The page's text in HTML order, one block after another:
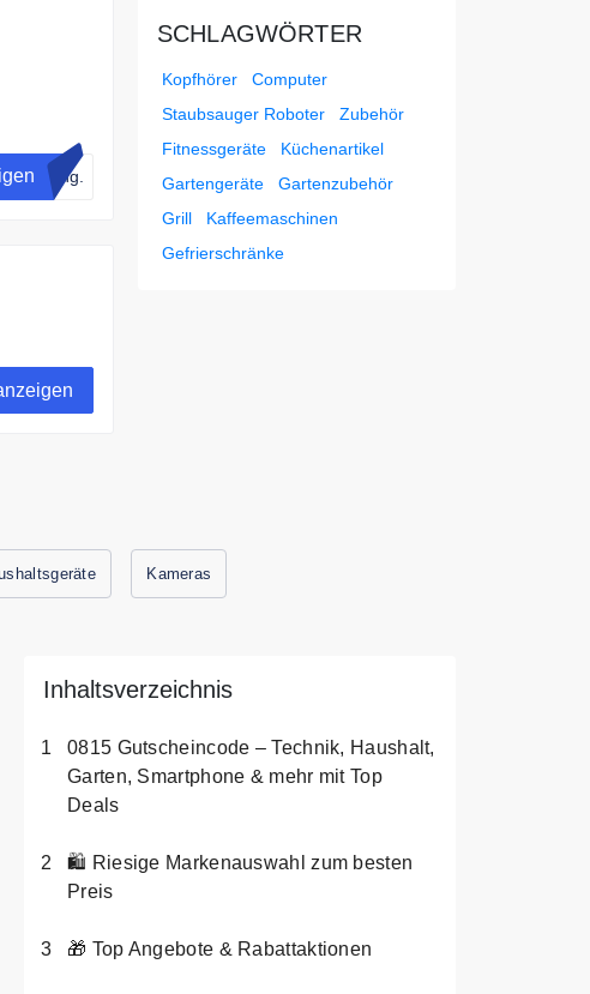
ung.
Inhaltsverzeichnis
0815 Gutscheincode – Technik, Haushalt,
Garten, Smartphone & mehr mit Top
Deals
🛍️ Riesige Markenauswahl zum besten
Preis
🎁 Top Angebote & Rabattaktionen
Kameras
SCHLAGWÖRTER
Kopfhörer
Computer
Staubsauger Roboter
Zubehör
Fitnessgeräte
Küchenartikel
Gartengeräte
Gartenzubehör
Grill
Kaffeemaschinen
Gefrierschränke